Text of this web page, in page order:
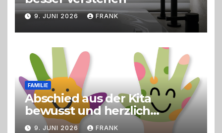
9. JUNI 2026 FRANK
FAMILIE
Abschied aus der Kita
bewusst und herzlich
gestalten
9. JUNI 2026 FRANK